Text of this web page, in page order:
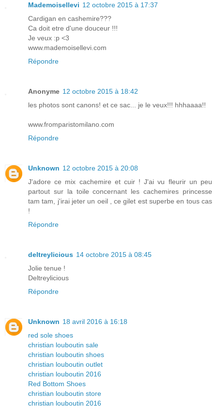
Mademoisellevi 12 octobre 2015 à 17:37
Cardigan en cashemire???
Ca doit etre d'une douceur !!!
Je veux :p <3
www.mademoisellevi.com
Répondre
Anonyme 12 octobre 2015 à 18:42
les photos sont canons! et ce sac... je le veux!!! hhhaaaa!!
www.fromparistomilano.com
Répondre
Unknown 12 octobre 2015 à 20:08
J'adore ce mix cachemire et cuir ! J'ai vu fleurir un peu
partout sur la toile concernant les cachemires princesse
tam tam, j'irai jeter un oeil , ce gilet est superbe en tous cas
!
Répondre
deltreylicious 14 octobre 2015 à 08:45
Jolie tenue !
Deltreylicious
Répondre
Unknown 18 avril 2016 à 16:18
red sole shoes
christian louboutin sale
christian louboutin shoes
christian louboutin outlet
christian louboutin 2016
Red Bottom Shoes
christian louboutin store
christian louboutin 2016